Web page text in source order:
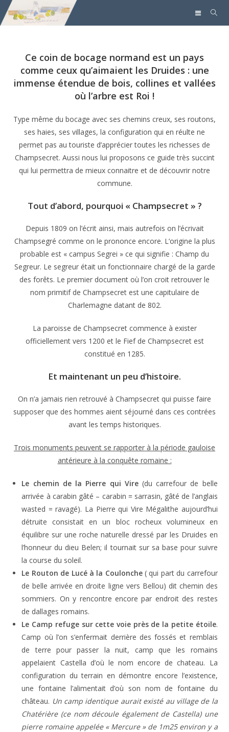
Ce coin de bocage normand est un pays
comme ceux qu’aimaient les Druides : une
immense étendue de bois, collines et vallées
où l’arbre est Roi !
Type même du bocage avec ses chemins creux, ses routons,
ses haies, ses villages, la configuration qui en réulte ne
permet pas au touriste d’apprécier toutes les richesses de
Champsecret. Aussi nous lui proposons ce guide très succint
qui lui permettra de mieux connaitre et de découvrir notre
commune.
Tout d’abord, pourquoi « Champsecret » ?
Depuis 1809 on l’écrit ainsi, mais autrefois on l’écrivait
Champsegré comme on le prononce encore. L’origine la plus
probable est « campus Segrei » ce qui signifie : Champ du
Segreur. Le segreur était un fonctionnaire chargé de la garde
des forêts. Le premier document où l’on croit retrouver le
nom primitif de Champsecret est une capitulaire de
Charlemagne datant de 802.
La paroisse de Champsecret commence à exister
officiellement vers 1200 et le Fief de Champsecret est
constitué en 1285.
Et maintenant un peu d’histoire.
On n’a jamais rien retrouvé à Champsecret qui puisse faire
supposer que des hommes aient séjourné dans ces contrées
avant les temps historiques.
Trois monuments peuvent se rapporter à la période gauloise
antérieure à la conquête romaine :
Le chemin de la Pierre qui Vire(du carrefour de belle
arrivée à carabin gâté – carabin = sarrasin, gâté de l’anglais
wasted = ravagé). La Pierre qui Vire Mégalithe aujourd’hui
détruite consistait en un bloc rocheux volumineux en
équilibre sur une roche naturelle dressé par les Druides en
l’honneur du dieu Belen; il tournait sur sa base pour suivre
la course du soleil.
Le Routon de Lucé à la Coulonche( qui part du carrefour
de belle arrivée en droite ligne vers Bellou) dit chemin des
sommiers. On y rencontre encore par endroit des restes
de dallages romains.
Le Camp refuge sur cette voie près de la petite étoile.
Camp où l’on s’enfermait derrière des fossés et remblais
de terre pour passer la nuit, camp que les romains
appelaient Castella d’où le nom encore de chateau. La
configuration du terrain en démontre encore l’existence,
une fontaine l’alimentait d’où son nom de fontaine du
château. Un camp identique aurait existé au village de la
Chatérière (ce nom découle également de Castella) une
pierre romaine appelée « Mercure » de 1m25 environ y a